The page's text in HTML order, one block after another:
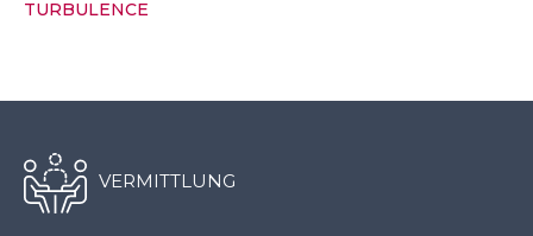
TURBULENCE
VERMITTLUNG